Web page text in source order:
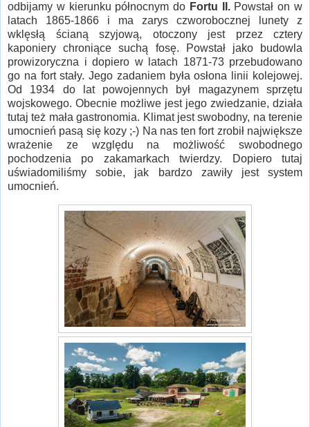
odbijamy w kierunku północnym do Fortu II.Powstał on w
latach 1865-1866 i ma zarys czworobocznej lunety z
wklęsłą ścianą szyjową, otoczony jest przez cztery
kaponiery chroniące suchą fosę. Powstał jako budowla
prowizoryczna i dopiero w latach 1871-73 przebudowano
go na fort stały. Jego zadaniem była osłona linii kolejowej.
Od 1934 do lat powojennych był magazynem sprzętu
wojskowego. Obecnie możliwe jest jego zwiedzanie, działa
tutaj też mała gastronomia. Klimat jest swobodny, na terenie
umocnień pasą się kozy ;-) Na nas ten fort zrobił największe
wrażenie ze względu na możliwość swobodnego
pochodzenia po zakamarkach twierdzy. Dopiero tutaj
uświadomiliśmy sobie, jak bardzo zawiły jest system
umocnień.